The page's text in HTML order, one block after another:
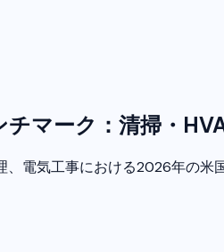
マーク：清掃・
電気工事における2026年の米